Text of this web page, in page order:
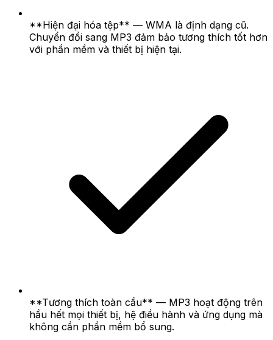
**Hiện đại hóa tệp** — WMA là định dạng cũ.
Chuyển đổi sang MP3 đảm bảo tương thích tốt hơn
với phần mềm và thiết bị hiện tại.
**Tương thích toàn cầu** — MP3 hoạt động trên
hầu hết mọi thiết bị, hệ điều hành và ứng dụng mà
không cần phần mềm bổ sung.